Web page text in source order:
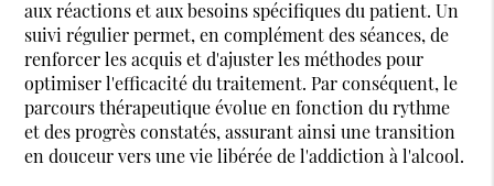
aux réactions et aux besoins spécifiques du patient. Un
suivi régulier permet, en complément des séances, de
renforcer les acquis et d'ajuster les méthodes pour
optimiser l'efficacité du traitement. Par conséquent, le
parcours thérapeutique évolue en fonction du rythme
et des progrès constatés, assurant ainsi une transition
en douceur vers une vie libérée de l'addiction à l'alcool.